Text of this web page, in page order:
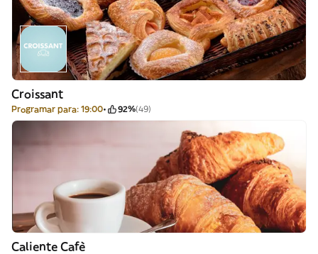
Croissant
Programar para: 19:00 92%(49)
Caliente Cafè